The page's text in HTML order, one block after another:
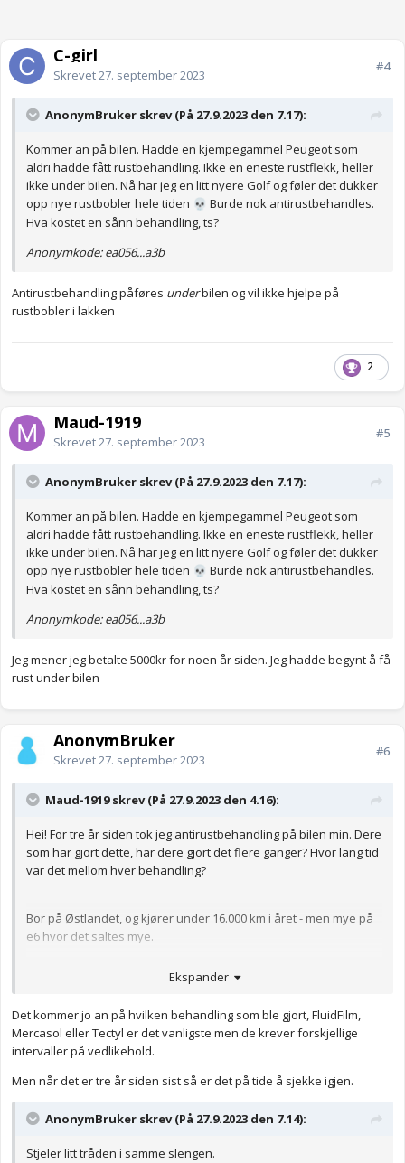
C-girl
Skrevet27. september 2023
#4
AnonymBruker skrev (På 27.9.2023 den 7.17):
Kommer an på bilen. Hadde en kjempegammel Peugeot som
aldri hadde fått rustbehandling. Ikke en eneste rustflekk, heller
ikke under bilen. Nå har jeg en litt nyere Golf og føler det dukker
opp nye rustbobler hele tiden 💀 Burde nok antirustbehandles.
Hva kostet en sånn behandling, ts?
Anonymkode: ea056...a3b
Antirustbehandling påføres underbilen og vil ikke hjelpe på
rustbobler i lakken
2
Maud-1919
Skrevet27. september 2023
#5
AnonymBruker skrev (På 27.9.2023 den 7.17):
Kommer an på bilen. Hadde en kjempegammel Peugeot som
aldri hadde fått rustbehandling. Ikke en eneste rustflekk, heller
ikke under bilen. Nå har jeg en litt nyere Golf og føler det dukker
opp nye rustbobler hele tiden 💀 Burde nok antirustbehandles.
Hva kostet en sånn behandling, ts?
Anonymkode: ea056...a3b
Jeg mener jeg betalte 5000kr for noen år siden. Jeg hadde begynt å få
rust under bilen
AnonymBruker
Skrevet27. september 2023
#6
Maud-1919 skrev (På 27.9.2023 den 4.16):
Hei! For tre år siden tok jeg antirustbehandling på bilen min. Dere
som har gjort dette, har dere gjort det flere ganger? Hvor lang tid
var det mellom hver behandling?
Bor på Østlandet, og kjører under 16.000 km i året - men mye på
e6 hvor det saltes mye.
Ekspander
Det kommer jo an på hvilken behandling som ble gjort, FluidFilm,
Mercasol eller Tectyl er det vanligste men de krever forskjellige
intervaller på vedlikehold.
Men når det er tre år siden sist så er det på tide å sjekke igjen.
AnonymBruker skrev (På 27.9.2023 den 7.14):
Stjeler litt tråden i samme slengen.